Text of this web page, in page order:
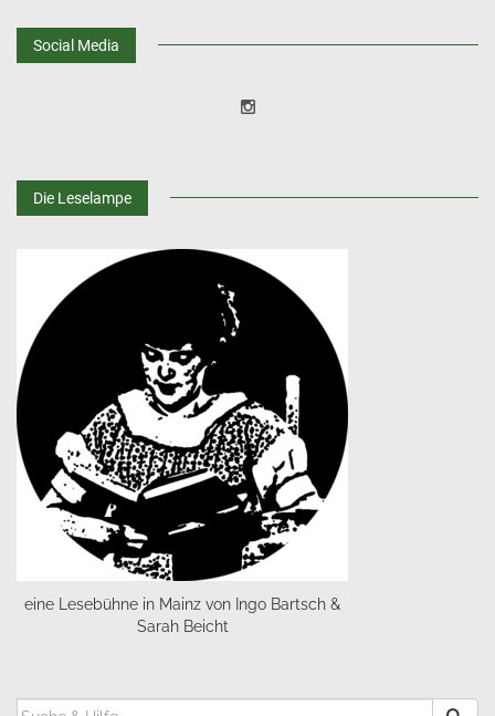
Social Media
Die Leselampe
eine Lesebühne in Mainz von Ingo Bartsch &
Sarah Beicht
SUCHEN